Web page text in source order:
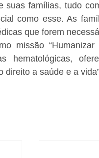
suas famílias, tudo
como esse. As
que forem
missão
hematológicas,
direito a saúde e a